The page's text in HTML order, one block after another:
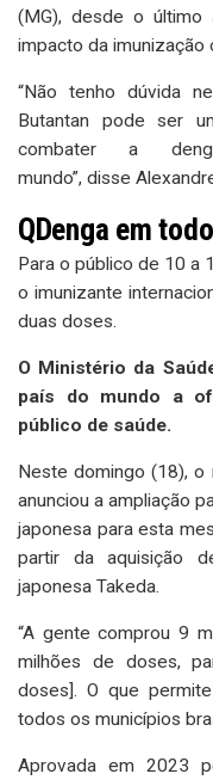
(MG), desde o último
impacto da imunização
“Não tenho dúvida
Butantan pode ser
combater a
mundo”, disse
QDenga em
Para o público de 10 a
o imunizante
duas doses.
O Ministério da
país do mundo a
público de saúde.
Neste domingo (18), o
anunciou a ampliação
japonesa para esta
partir da aquisição
japonesa Takeda.
“A gente comprou 9
milhões de doses,
doses]. O que
todos os municípios
Aprovada em 2023